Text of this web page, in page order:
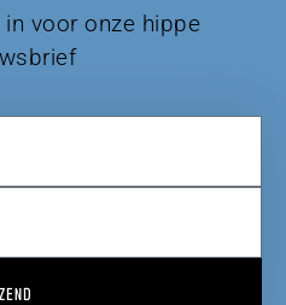
voor onze hippe
ZEND